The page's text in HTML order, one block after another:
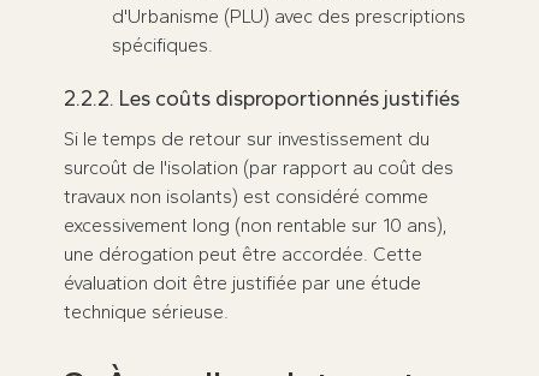
d'Urbanisme (PLU) avec des prescriptions
spécifiques.
2.2.2. Les coûts disproportionnés justifiés
Si le temps de retour sur investissement du
surcoût de l'isolation (par rapport au coût des
travaux non isolants) est considéré comme
excessivement long (non rentable sur 10 ans),
une dérogation peut être accordée. Cette
évaluation doit être justifiée par une étude
technique sérieuse.